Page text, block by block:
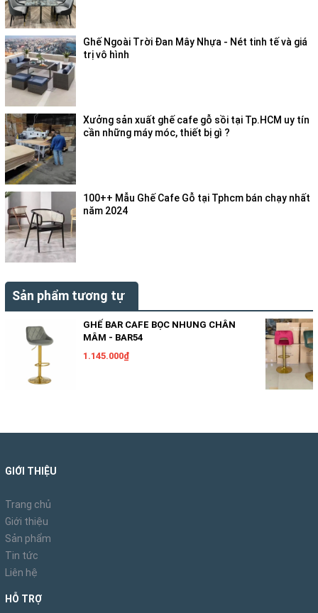
Ghế Ngoài Trời Đan Mây Nhựa - Nét tinh tế và giá
trị vô hình
Xưởng sản xuất ghế cafe gỗ sồi tại Tp.HCM uy tín
cần những máy móc, thiết bị gì ?
100++ Mẫu Ghế Cafe Gỗ tại Tphcm bán chạy nhất
năm 2024
Sản phẩm tương tự
GHẾ BAR CAFE BỌC NHUNG CHÂN
MÂM - BAR54
1.145.000₫
GIỚI THIỆU
Trang chủ
Giới thiệu
Sản phẩm
Tin tức
Liên hệ
HỖ TRỢ